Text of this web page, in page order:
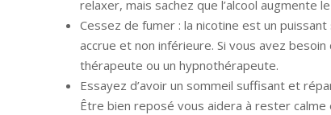
relaxer, mais sachez que l’alcool augmente
Cessez de fumer : la nicotine est un
accrue et non inférieure. Si vous avez
thérapeute ou un hypnothérapeute.
Essayez d’avoir un sommeil suffisant et
Être bien reposé vous aidera à rester calme